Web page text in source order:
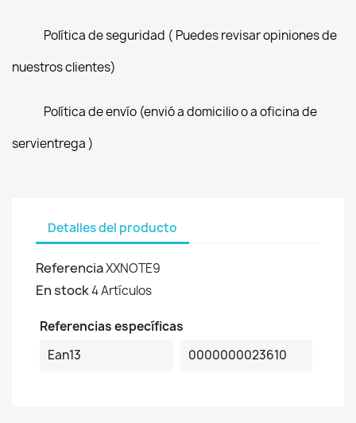
Política de seguridad ( Puedes revisar opiniones de
nuestros clientes)
Política de envío (envió a domicilio o a oficina de
servientrega )
Detalles del producto
ReferenciaXXNOTE9
En stock4 Artículos
Referencias específicas
Ean13
0000000023610